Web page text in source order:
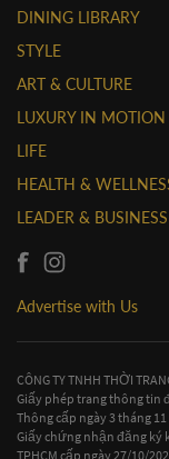
DINING LIBRARY
STYLE
ART & CULTURE
LUXURY IN MOTION
LIFE
HEALTH &
LEADER & BUSINESS
Advertise with Us
CÔNG TY TNHH THỜI
Giấy phép trang thông tin
Thông cấp ngày 3 tháng
Giấy chứng nhận đăng ký
TPHCM cấp ngày 27/10/